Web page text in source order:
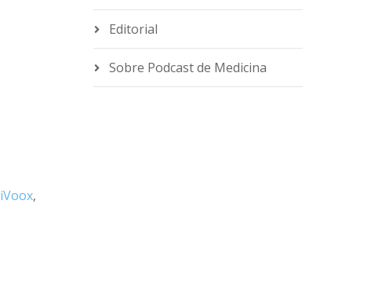
iVoox,
Editorial
Sobre Podcast de Medicina